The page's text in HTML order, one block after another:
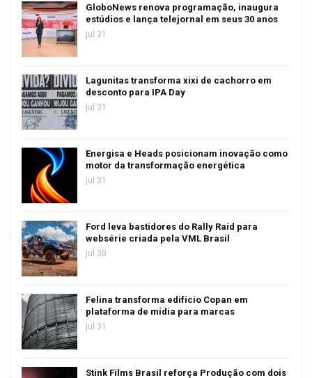
GloboNews renova programação, inaugura
estúdios e lança telejornal em seus 30 anos
jul 31
Lagunitas transforma xixi de cachorro em
desconto para IPA Day
jul 31
Energisa e Heads posicionam inovação como
motor da transformação energética
jul 31
Ford leva bastidores do Rally Raid para
websérie criada pela VML Brasil
jul 30
Felina transforma edifício Copan em
plataforma de mídia para marcas
jul 31
Stink Films Brasil reforça Produção com dois